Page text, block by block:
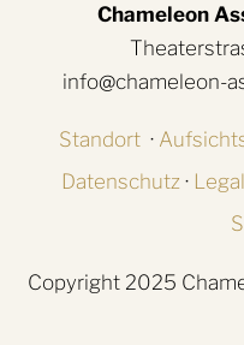
Chameleon
info@chameleon-
Standort·
Datenschutz ·
Copyright 2025